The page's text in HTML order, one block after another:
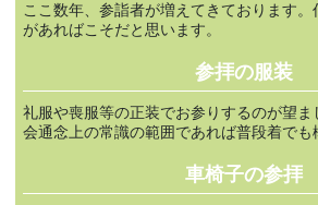
ここ数年、参詣者が増えてきております
があればこそだと思います。
参拝の服装
礼服や喪服等の正装でお参りするのが望
会通念上の常識の範囲であれば普段着でも
車椅子の参拝